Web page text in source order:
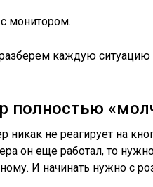
монитором.
каждую ситуацию
полностью
никак не реагирует на
он еще работал, то
И начинать нужно с